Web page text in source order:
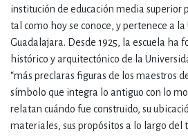
institución de educación media superior
tal como hoy se conoce, y pertenece a
Guadalajara. Desde 1925, la escuela ha
histórico y arquitectónico de la
“más preclaras figuras de los maestros
símbolo que integra lo antiguo con lo
relatan cuándo fue construido, su
materiales, sus propósitos a lo largo del